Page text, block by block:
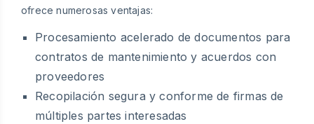
ofrece numerosas ventajas:
Procesamiento acelerado de documentos para
contratos de mantenimiento y acuerdos con
proveedores
Recopilación segura y conforme de firmas de
múltiples partes interesadas